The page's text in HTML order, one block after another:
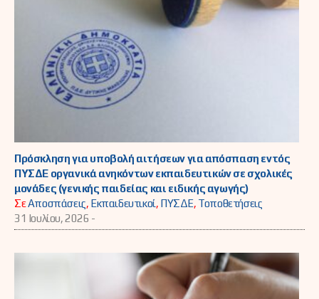
Πρόσκληση για υποβολή αιτήσεων για απόσπαση εντός
ΠΥΣΔΕ οργανικά ανηκόντων εκπαιδευτικών σε σχολικές
μονάδες (γενικής παιδείας και ειδικής αγωγής)
ΣεΑποσπάσεις, Εκπαιδευτικοί, ΠΥΣΔΕ, Τοποθετήσεις
31 Ιουλίου, 2026 -